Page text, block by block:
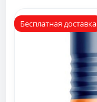
Бесплатная доставка